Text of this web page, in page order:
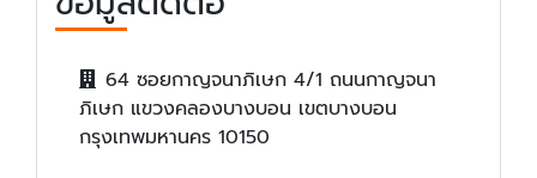
64 ซอยกาญจนาภิเษก 4/1 ถนนกาญจนา
ภิเษก แขวงคลองบางบอน เขตบางบอน
กรุงเทพมหานคร 10150